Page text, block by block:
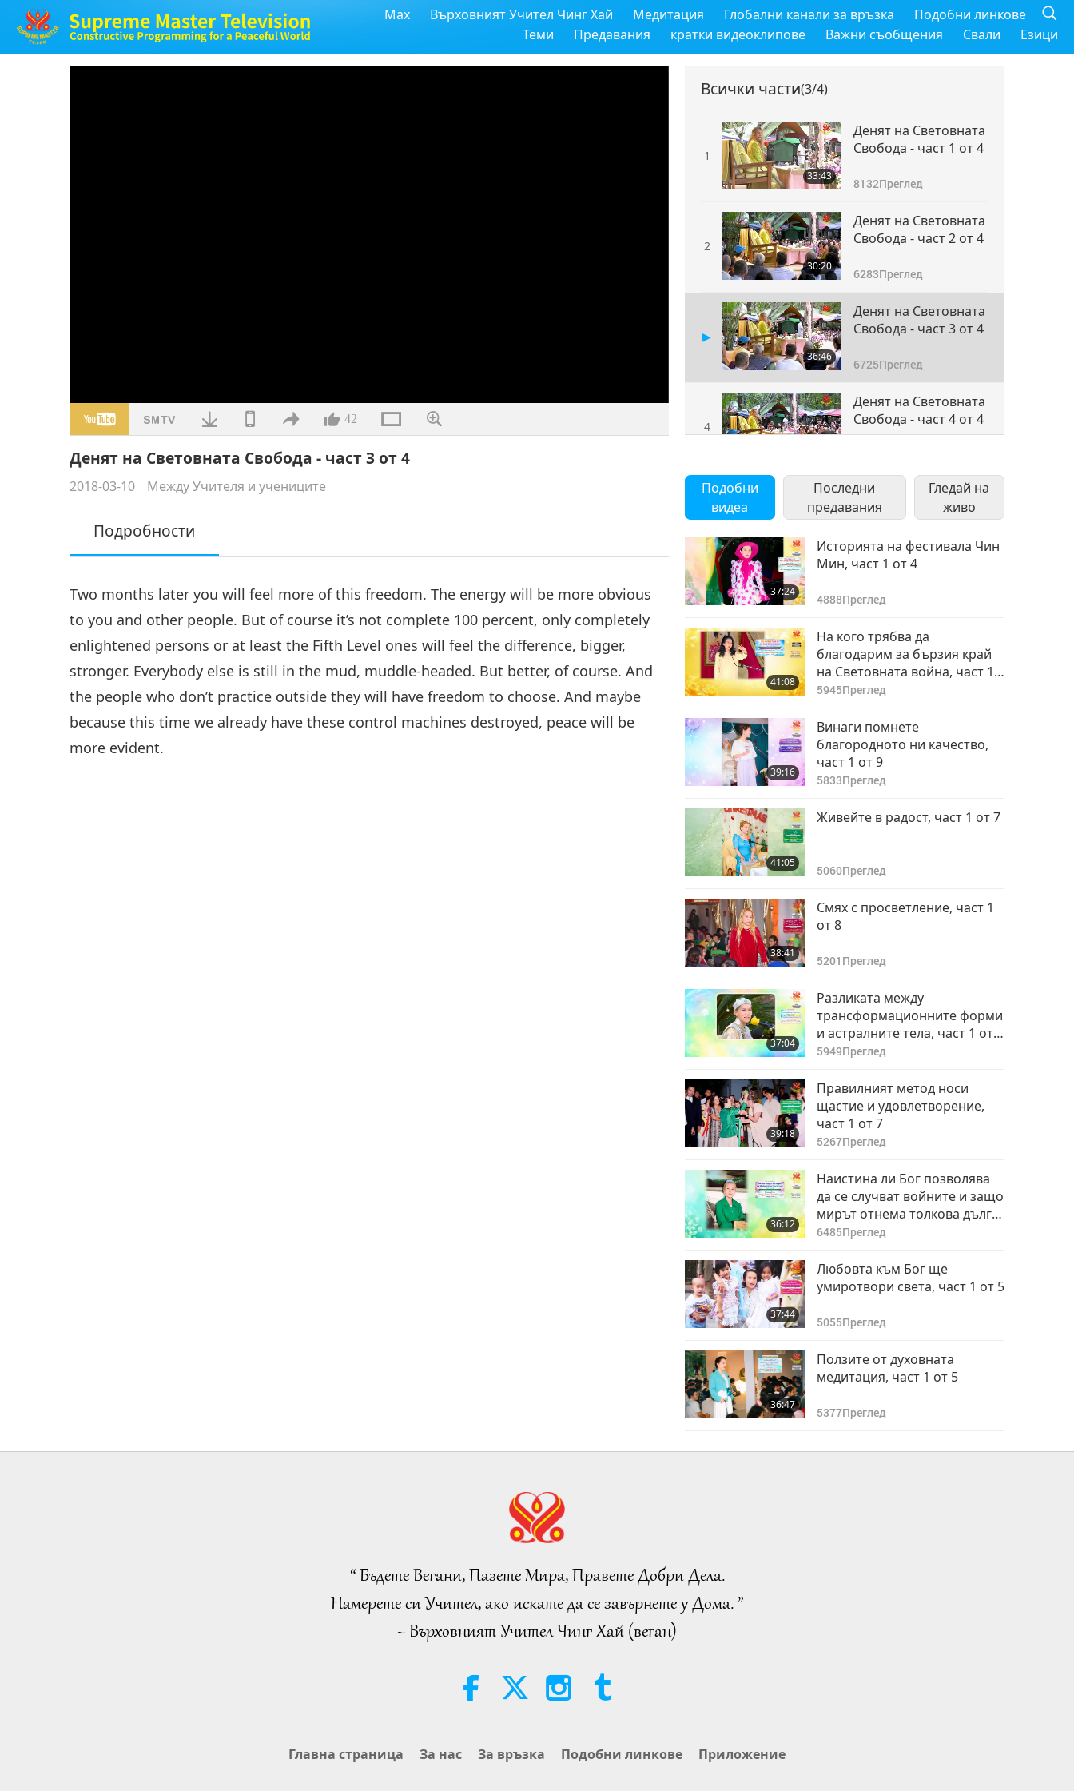
Max Върховният Учител Чинг Хай Медитация Глобални канали за връзка
Подобни линкове
Теми
Предавания кратки видеоклипове Важни съобщения Свали Езици
42
Денят на Световната Свобода - част 3 от 4
2018-03-10 Между Учителя и учениците
Подробности
Two months later you will feel more of this freedom. The energy will be more obvious
to you and other people. But of course it’s not complete 100 percent, only completely
enlightened persons or at least the Fifth Level ones will feel the difference, bigger,
stronger. Everybody else is still in the mud, muddle-headed. But better, of course. And
the people who don’t practice outside they will have freedom to choose. And maybe
because this time we already have these control machines destroyed, peace will be
more evident.
Всички части(3/4)
1
33:43
Денят на Световната
Свобода - част 1 от 4
8132Преглед
2
30:20
Денят на Световната
Свобода - част 2 от 4
6283Преглед
36:46
Денят на Световната
Свобода - част 3 от 4
6725Преглед
4
Денят на Световната
Свобода - част 4 от 4
Подобни
видеа
Последни
предавания
Гледай на
живо
37:24
Историята на фестивала Чин
Мин, част 1 от 4
4888Преглед
41:08
На кого трябва да
благодарим за бързия край
на Световната война, част 1
от 3
5945Преглед
39:16
Винаги помнете
благородното ни качество,
част 1 от 9
5833Преглед
41:05
Живейте в радост, част 1 от 7
5060Преглед
38:41
Смях с просветление, част 1
от 8
5201 Преглед
37:04
Разликата между
трансформационните форми
и астралните тела, част 1 от
10
5949Преглед
39:18
Правилният метод носи
щастие и удовлетворение,
част 1 от 7
5267Преглед
36:12
Наистина ли Бог позволява
да се случват войните и защо
мирът отнема толкова дълго
време?, част 1 от 4
6485Преглед
37:44
Любовта към Бог ще
умиротвори света, част 1 от 5
5055Преглед
36:47
Ползите от духовната
медитация, част 1 от 5
5377Преглед
“ Бъдете Вегани, Пазете Мира, Правете Добри Дела.
Намерете си Учител, ако искате да се завърнете у Дома. ”
~ Върховният Учител Чинг Хай (веган)
Главна страница За нас За връзка Подобни линкове Приложение